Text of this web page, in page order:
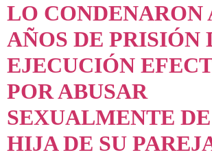
LO CONDENARON
AÑOS DE PRISIÓN
EJECUCIÓN
POR ABUSAR
SEXUALMENTE
HIJA DE SU